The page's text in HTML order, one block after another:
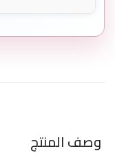
وصف المنتج